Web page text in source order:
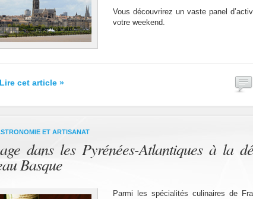
Vous découvrirez un vaste panel
votre weekend.
Lire cet article »
ET ARTISANAT
dans les Pyrénées-Atlantiques à la
Basque
Parmi les spécialités culinaires de